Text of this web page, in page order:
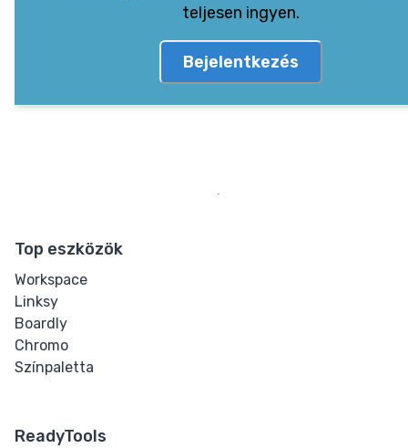
teljesen ingyen.
Bejelentkezés
Top eszközök
Workspace
Linksy
Boardly
Chromo
Színpaletta
ReadyTools